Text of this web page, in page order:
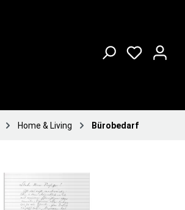
Home & Living Bürobedarf